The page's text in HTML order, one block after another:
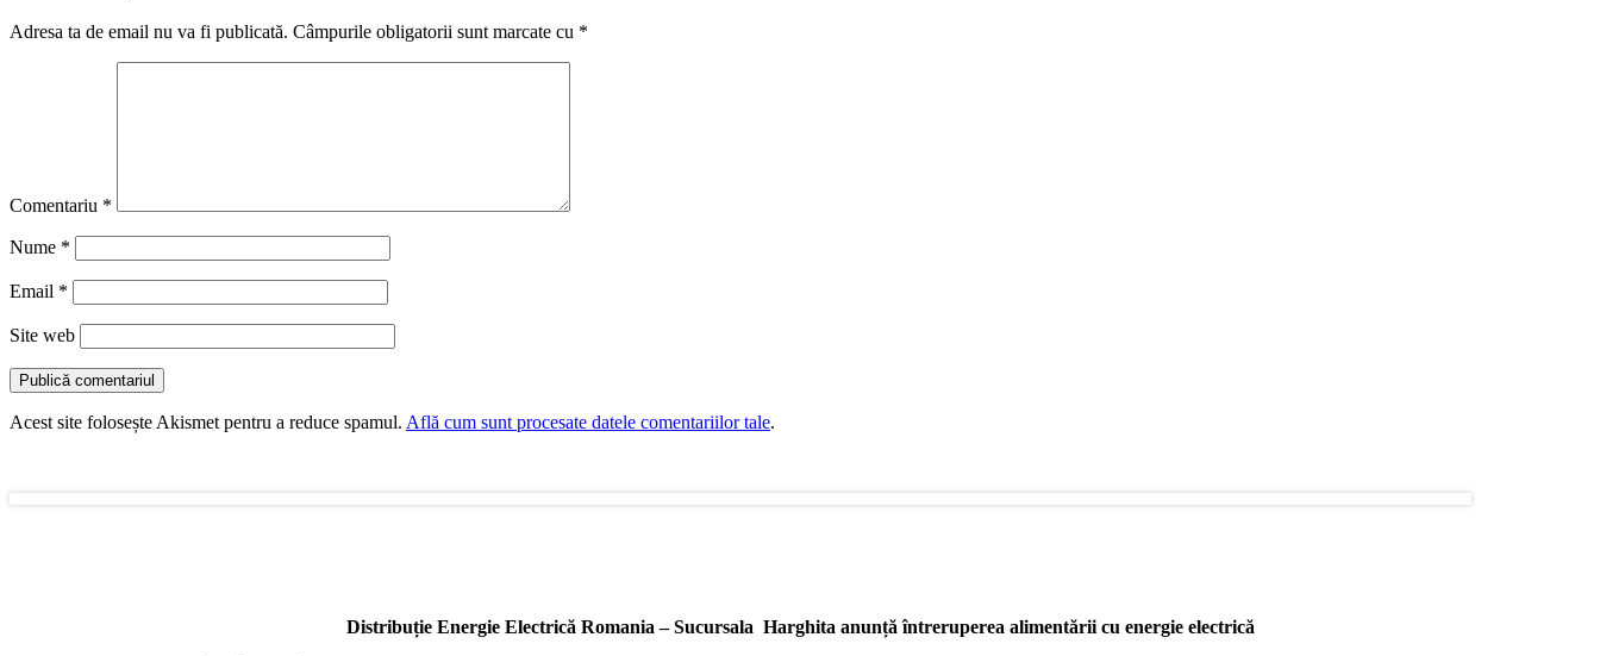
Adresa ta de email nu va fi publicată. Câmpurile obligatorii sunt marcate cu *
Comentariu *
Nume *
Email *
Site web
Acest site folosește Akismet pentru a reduce spamul. Află cum sunt procesate datele comentariilor tale.
Distribuție Energie Electrică Romania – Sucursala Harghita anunță întreruperea alimentării cu energie electrică